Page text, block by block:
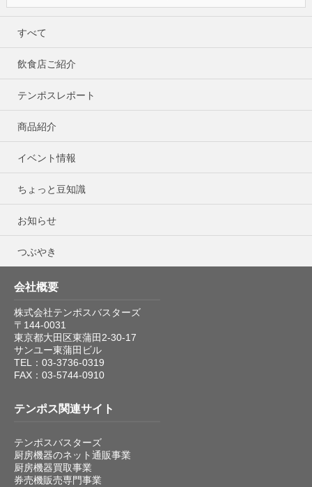
すべて
飲食店ご紹介
テンポスレポート
商品紹介
イベント情報
ちょっと豆知識
お知らせ
つぶやき
会社概要
株式会社テンポスバスターズ
〒144-0031
東京都大田区東蒲田2-30-17
サンユー東蒲田ビル
TEL：03-3736-0319
FAX：03-5744-0910
テンポス関連サイト
テンポスバスターズ
厨房機器のネット通販事業
厨房機器買取事業
券売機販売専門事業